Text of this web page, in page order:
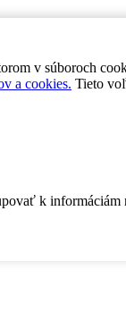
v súboroch
a cookies. Tieto
k informáciám